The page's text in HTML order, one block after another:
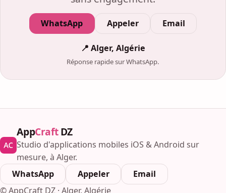
WhatsApp Appeler Email
📍 Alger, Algérie
Réponse rapide sur WhatsApp.
AppCraftDZ
Studio d'applications mobiles iOS & Android sur
mesure, à Alger.
WhatsApp
Appeler
Email
© AppCraft DZ · Alger, Algérie